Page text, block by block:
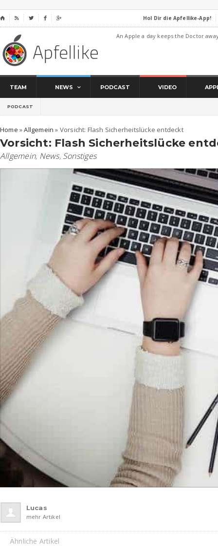
⌂     Hol Dir die Apfellike-App!
An Apple a day keeps the Doctor
TEAM NEWS PODCAST VIDEO
PODCAST
Home »Allgemein » Vorsicht: Flash Sicherheitslücke entdeckt
Vorsicht: Flash Sicherheitslücke
Allgemein, News, Sonstiges
Lucas
mehr Artikel
Ähnliche Artikel